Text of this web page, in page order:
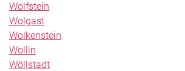
Wolfstein
Wolgast
Wolkenstein
Wollin
Wöllstadt